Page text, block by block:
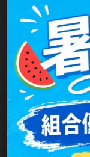
MUSE繆思女神
OPT圓瑞
Pegavision晶碩
Timido媞蜜多
Smart Vision
WiLLPAIR維
包裝方式
原產國
許可證字號
藥商名稱
製造商名稱
製造商地址